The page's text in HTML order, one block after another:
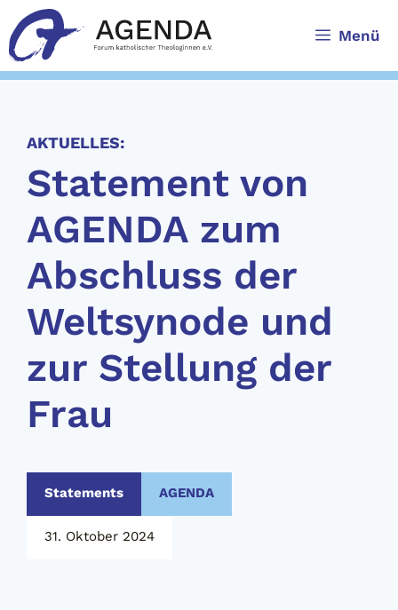
Zum
Inhalt
springen
Menü
AKTUELLES:
Statement von
AGENDA zum
Abschluss der
Weltsynode und
zur Stellung der
Frau
Statements AGENDA
31. Oktober 2024